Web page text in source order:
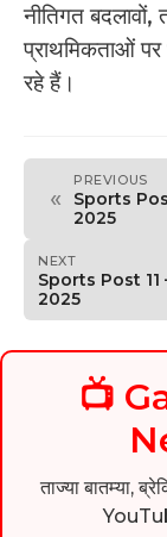
नीतिगत
प्राथमिकताओं
रहे हैं।
«
PREVIOUS
Sports
2025
NEXT
Sports Post 11
2025
📺
ताज्या बातम्या,